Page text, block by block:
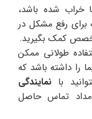
شده باشد،
برای رفع مشکل در
کمک بگیرید.
طولانی ممکن
را داشته باشد که
با نمایندگی
تماس حاصل